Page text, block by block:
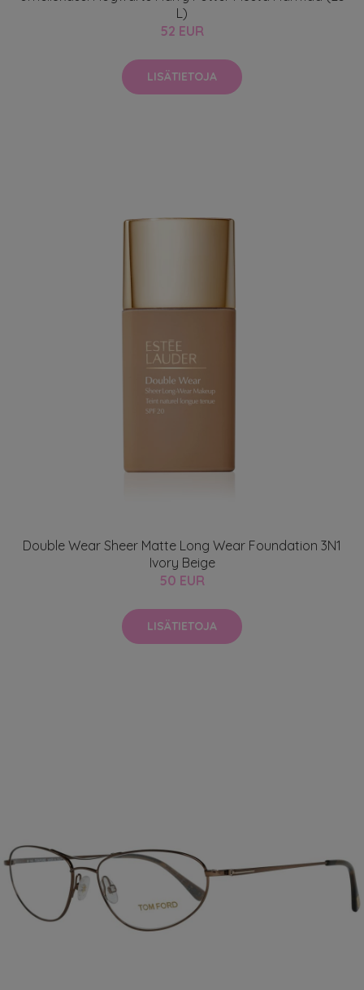
L)
52 EUR
LISÄTIETOJA
Double Wear Sheer Matte Long Wear Foundation 3N1
Ivory Beige
50 EUR
LISÄTIETOJA